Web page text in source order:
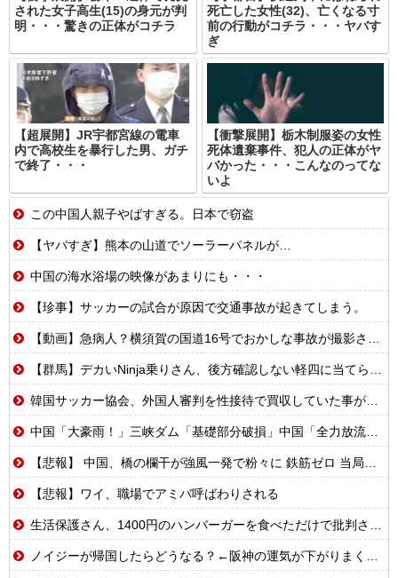
された女子高生(15)の身元が判
明・・・驚きの正体がコチラ
死亡した女性(32)、亡くなる寸
前の行動がコチラ・・・ヤバす
ぎ
【超展開】JR宇都宮線の電車
内で高校生を暴行した男、ガチ
で終了・・・
【衝撃展開】栃木制服姿の女性
死体遺棄事件、犯人の正体がヤ
バかった・・・こんなのってな
いよ
この中国人親子やばすぎる。日本で窃盗
【ヤバすぎ】熊本の山道でソーラーパネルが…
中国の海水浴場の映像があまりにも・・・
【珍事】サッカーの試合が原因で交通事故が起きてしまう。
【動画】急病人？横須賀の国道16号でおかしな事故が撮影される。
【群馬】デカいNinja乗りさん、後方確認しない軽四に当てられてしまう。
韓国サッカー協会、外国人審判を性接待で買収していた事が判明
中国「大豪雨！」三峡ダム「基礎部分破損」中国「全力放流！」台風13号「中国上陸予測」台風15号「中国接近（画像」中国「台風同時上陸！（穀物生産が壊滅危機」→
【悲報】 中国、橋の欄干が強風一発で粉々に 鉄筋ゼロ 当局「接着剤でくっつけただけ」「正常で、品質問題はない」
【悲報】ワイ、職場でアミバ呼ばわりされる
生活保護さん、1400円のハンバーガーを食べただけで批判される
ノイジーが帰国したらどうなる？←阪神の運気が下がりまくるやろな